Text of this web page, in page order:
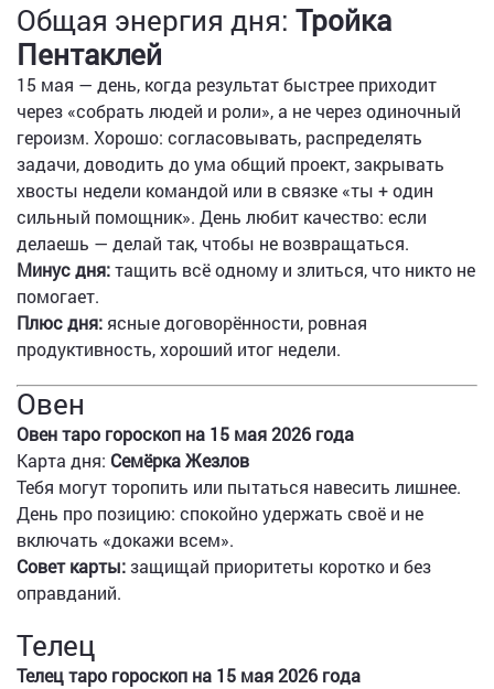
Общая энергия дня: Тройка
Пентаклей
15 мая — день, когда результат быстрее приходит
через «собрать людей и роли», а не через одиночный
героизм. Хорошо: согласовывать, распределять
задачи, доводить до ума общий проект, закрывать
хвосты недели командой или в связке «ты + один
сильный помощник». День любит качество: если
делаешь — делай так, чтобы не возвращаться.
Минус дня:тащить всё одному и злиться, что никто не
помогает.
Плюс дня:ясные договорённости, ровная
продуктивность, хороший итог недели.
Овен
Овен таро гороскоп на 15 мая 2026 года
Карта дня: Семёрка Жезлов
Тебя могут торопить или пытаться навесить лишнее.
День про позицию: спокойно удержать своё и не
включать «докажи всем».
Совет карты:защищай приоритеты коротко и без
оправданий.
Телец
Телец таро гороскоп на 15 мая 2026 года